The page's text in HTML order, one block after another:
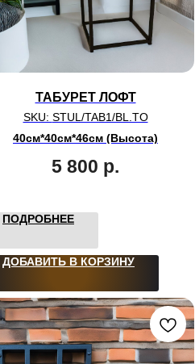
ТАБУРЕТ ЛОФТ
SKU: STUL/TAB1/BL.TO
40см*40см*46см (Высота)
5 800 р.
ПОДРОБНЕЕ
ДОБАВИТЬ В КОРЗИНУ